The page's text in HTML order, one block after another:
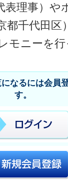
表理事）や
都千代田区
モニーを行
なるには会員
す。